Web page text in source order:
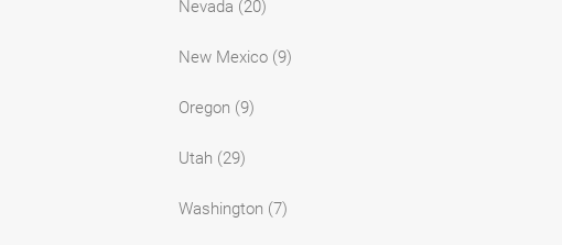
Nevada (20)
New Mexico (9)
Oregon (9)
Utah (29)
Washington (7)